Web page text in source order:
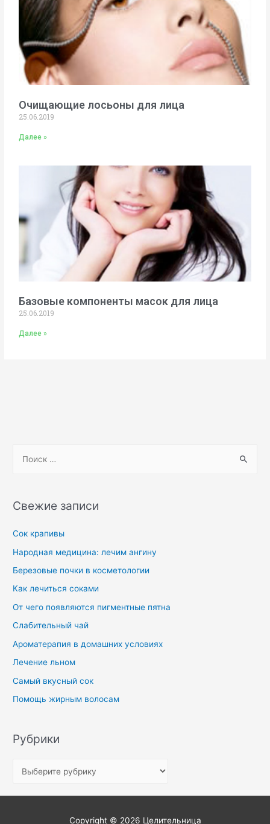
Очищающие лосьоны для лица
25.06.2019
Далее »
Базовые компоненты масок для лица
25.06.2019
Далее »
Свежие записи
Сок крапивы
Народная медицина: лечим ангину
Березовые почки в косметологии
Как лечиться соками
От чего появляются пигментные пятна
Слабительный чай
Ароматерапия в домашних условиях
Лечение льном
Самый вкусный сок
Помощь жирным волосам
Рубрики
Copyright © 2026 Целительница